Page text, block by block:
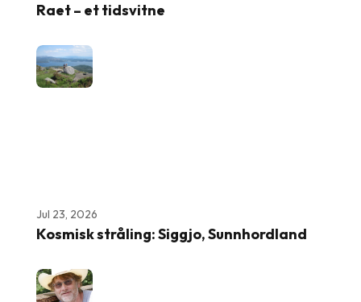
Raet – et tidsvitne
Jul 23, 2026
Kosmisk stråling: Siggjo, Sunnhordland